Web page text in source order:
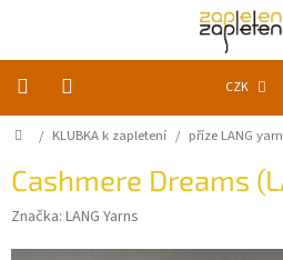
CZK
KLUBKA
zapletení
Domů
/ KLUBKA k zapletení / příze LANG
Cashmere Dreams
Značka: LANG Yarns